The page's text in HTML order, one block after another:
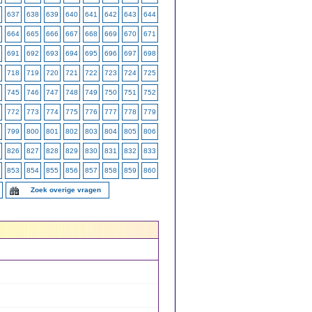
637 638 639 640 641 642 643 644
664 665 666 667 668 669 670 671
691 692 693 694 695 696 697 698
718 719 720 721 722 723 724 725
745 746 747 748 749 750 751 752
772 773 774 775 776 777 778 779
799 800 801 802 803 804 805 806
826 827 828 829 830 831 832 833
853 854 855 856 857 858 859 860
Zoek overige vragen